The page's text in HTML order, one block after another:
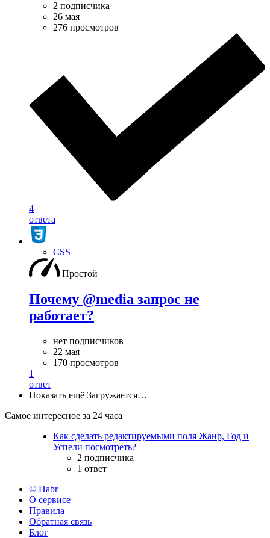
2 подписчика
26 мая
276 просмотров
4
ответа
CSS
Простой
Почему @media запрос не
работает?
нет подписчиков
22 мая
170 просмотров
1
ответ
Показать ещё Загружается…
Самое интересное за 24 часа
Как сделать редактируемыми поля Жанр, Год и
Успели посмотреть?
2 подписчика
1 ответ
© Habr
О сервисе
Правила
Обратная связь
Блог